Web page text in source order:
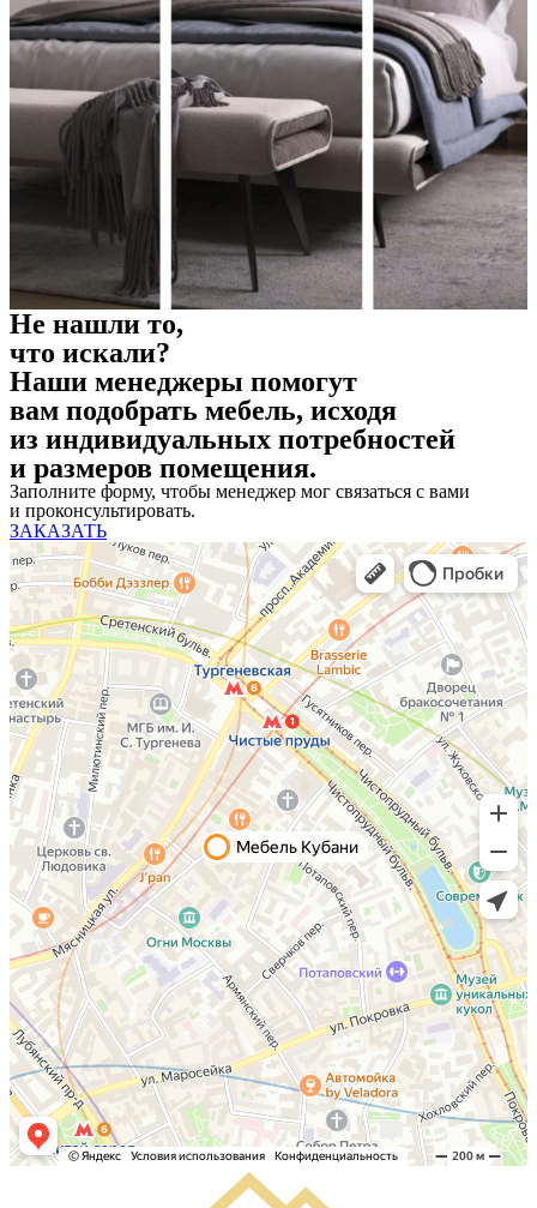
Не нашли то,
что искали?
Наши менеджеры помогут
вам подобрать мебель, исходя
из индивидуальных потребностей
и размеров помещения.
Заполните форму, чтобы менеджер мог связаться с вами
и проконсультировать.
ЗАКАЗАТЬ